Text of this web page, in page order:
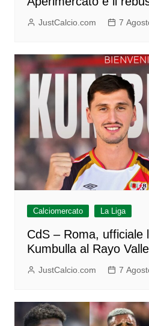
JustCalcio.com 7
Calciomercato La Liga
CdS – Roma, ufficiale
Kumbulla al Rayo
JustCalcio.com 7